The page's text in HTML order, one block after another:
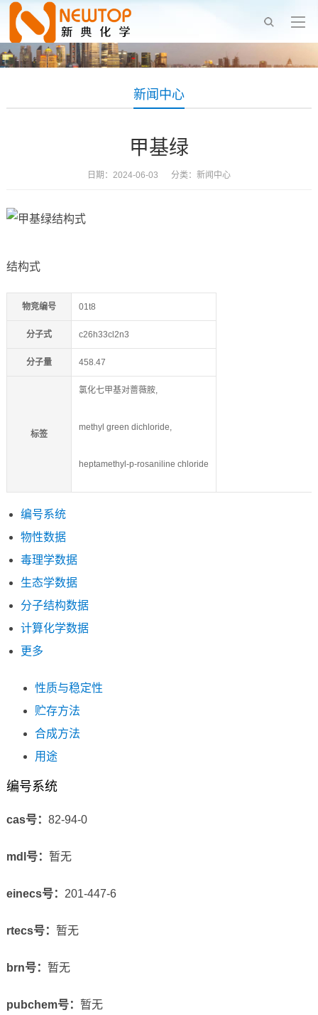
新闻中心
甲基绿
日期：2024-06-03 分类： 新闻中心
结构式
物竞编号 01t8
分子式 c26h33cl2n3
分子量 458.47
标签
氯化七甲基对蔷薇胺,
methyl green dichloride,
heptamethyl-p-rosaniline chloride
编号系统
物性数据
毒理学数据
生态学数据
分子结构数据
计算化学数据
更多
性质与稳定性
贮存方法
合成方法
用途
编号系统
cas号： 82-94-0
mdl号： 暂无
einecs号： 201-447-6
rtecs号： 暂无
brn号： 暂无
pubchem号： 暂无